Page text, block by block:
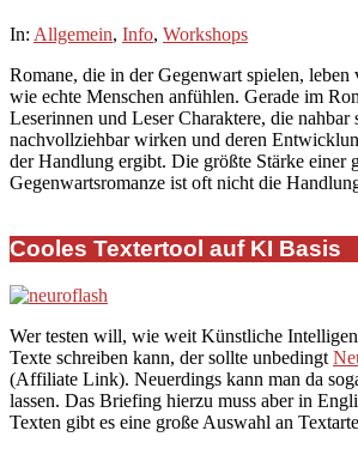
2025-
02
In: Allgemein, Info, Workshops
Romane, die in der Gegenwart spielen, leben
wie echte Menschen anfühlen. Gerade im
Leserinnen und Leser Charaktere, die nahbar
nachvollziehbar wirken und deren
der Handlung ergibt. Die größte Stärke einer
Gegenwartsromanze ist oft nicht die
Cooles Textertool auf KI Basis
Wer testen will, wie weit Künstliche
Texte schreiben kann, der sollte unbedingt
(Affiliate Link). Neuerdings kann man da
lassen. Das Briefing hierzu muss aber in
Texten gibt es eine große Auswahl an